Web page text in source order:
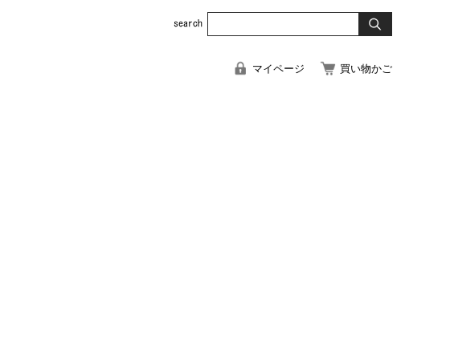
マイページ 買い物かご